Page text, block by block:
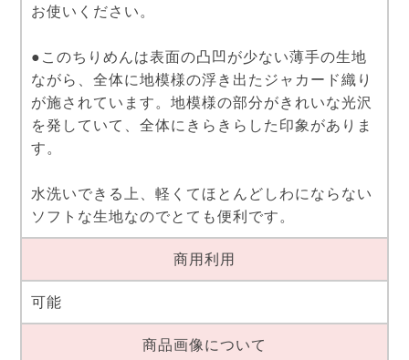
お使いください。
●このちりめんは表面の凸凹が少ない薄手の生地
ながら、全体に地模様の浮き出たジャカード織り
が施されています。地模様の部分がきれいな光沢
を発していて、全体にきらきらした印象がありま
す。
水洗いできる上、軽くてほとんどしわにならない
ソフトな生地なのでとても便利です。
商用利用
可能
商品画像について